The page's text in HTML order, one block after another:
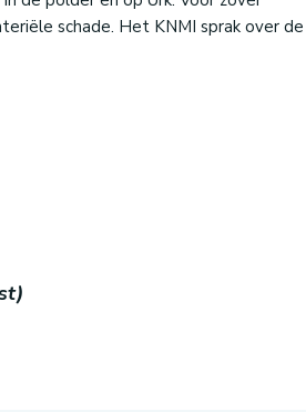
schade. Het KNMI sprak over de